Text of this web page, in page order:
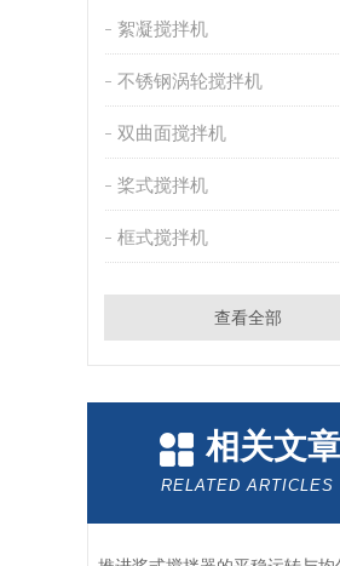
絮凝搅拌机
不锈钢涡轮搅拌机
双曲面搅拌机
桨式搅拌机
框式搅拌机
查看全部
相关文章
RELATED ARTICLES